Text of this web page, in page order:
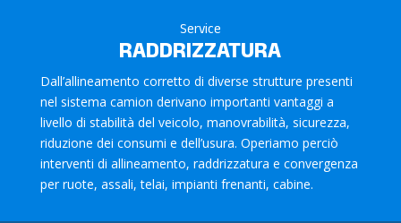
Service
RADDRIZZATURA
Dall’allineamento corretto di diverse strutture presenti
nel sistema camion derivano importanti vantaggi a
livello di stabilità del veicolo, manovrabilità, sicurezza,
riduzione dei consumi e dell’usura. Operiamo perciò
interventi di allineamento, raddrizzatura e convergenza
per ruote, assali, telai, impianti frenanti, cabine.